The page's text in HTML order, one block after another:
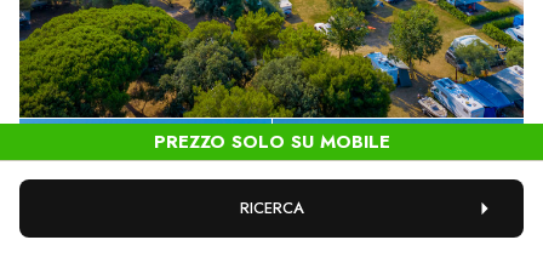
RICERCA